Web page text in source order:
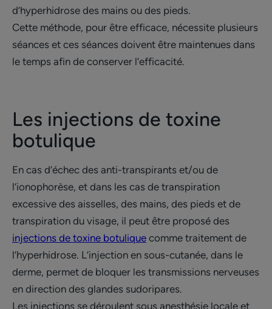
d’hyperhidrose des mains ou des pieds.
Cette méthode, pour être efficace, nécessite plusieurs
séances et ces séances doivent être maintenues dans
le temps afin de conserver l’efficacité.
Les injections de toxine
botulique
En cas d’échec des anti-transpirants et/ou de
l’ionophorèse, et dans les cas de transpiration
excessive des aisselles, des mains, des pieds et de
transpiration du visage, il peut être proposé des
injections de toxine botulique comme traitement de
l’hyperhidrose. L’injection en sous-cutanée, dans le
derme, permet de bloquer les transmissions nerveuses
en direction des glandes sudoripares.
Les injections se déroulent sous anesthésie locale et